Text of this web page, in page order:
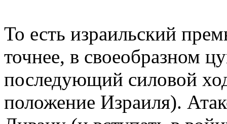
То есть израильский
точнее, в своеобразном
последующий силовой
положение Израиля).